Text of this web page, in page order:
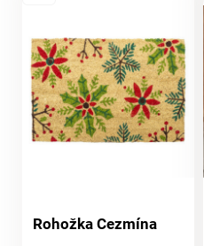
Rohožka Cezmína